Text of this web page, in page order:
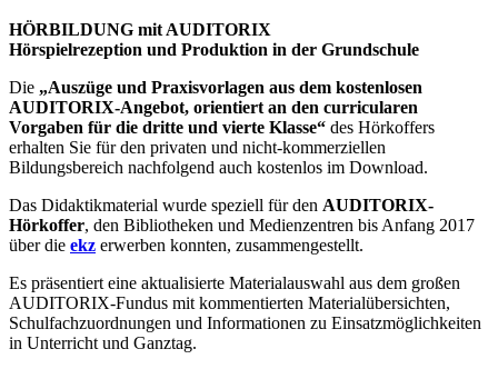
HÖRBILDUNG mit AUDITORIX
Hörspielrezeption und Produktion in der Grundschule
Die „Auszüge und Praxisvorlagen aus dem kostenlosen
AUDITORIX-Angebot, orientiert an den curricularen
Vorgaben für die dritte und vierte Klasse“ des Hörkoffers
erhalten Sie für den privaten und nicht-kommerziellen
Bildungsbereich nachfolgend auch kostenlos im Download.
Das Didaktikmaterial wurde speziell für den AUDITORIX-
Hörkoffer, den Bibliotheken und Medienzentren bis Anfang 2017
über die ekz erwerben konnten, zusammengestellt.
Es präsentiert eine aktualisierte Materialauswahl aus dem großen
AUDITORIX-Fundus mit kommentierten Materialübersichten,
Schulfachzuordnungen und Informationen zu Einsatzmöglichkeiten
in Unterricht und Ganztag.